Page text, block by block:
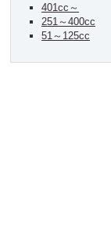
401cc～
251～400cc
51～125cc